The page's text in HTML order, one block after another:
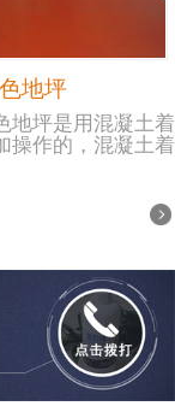
地坪
地坪是用混凝土着
操作的，混凝土着